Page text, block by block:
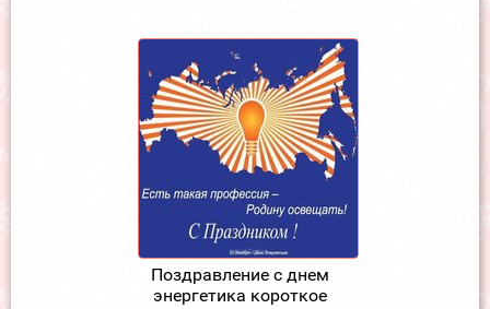
Поздравление с днем
энергетика короткое